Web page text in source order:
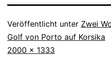
Veröffentlicht unter Zwei
Golf von Porto auf Korsika
Originalgröße
2000 × 1333